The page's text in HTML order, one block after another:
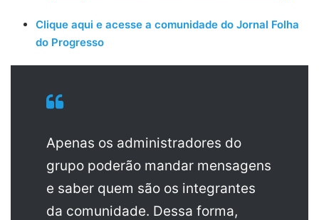
Clique aqui e acesse a comunidade do Jornal Folha
do Progresso
Apenas os administradores do
grupo poderão mandar mensagens
e saber quem são os integrantes
da comunidade. Dessa forma,